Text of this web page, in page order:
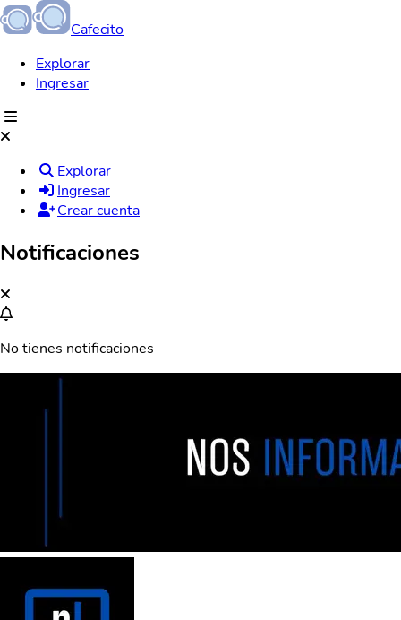
Cafecito
Explorar
Ingresar
Explorar
Ingresar
Crear cuenta
Notificaciones
No tienes notificaciones